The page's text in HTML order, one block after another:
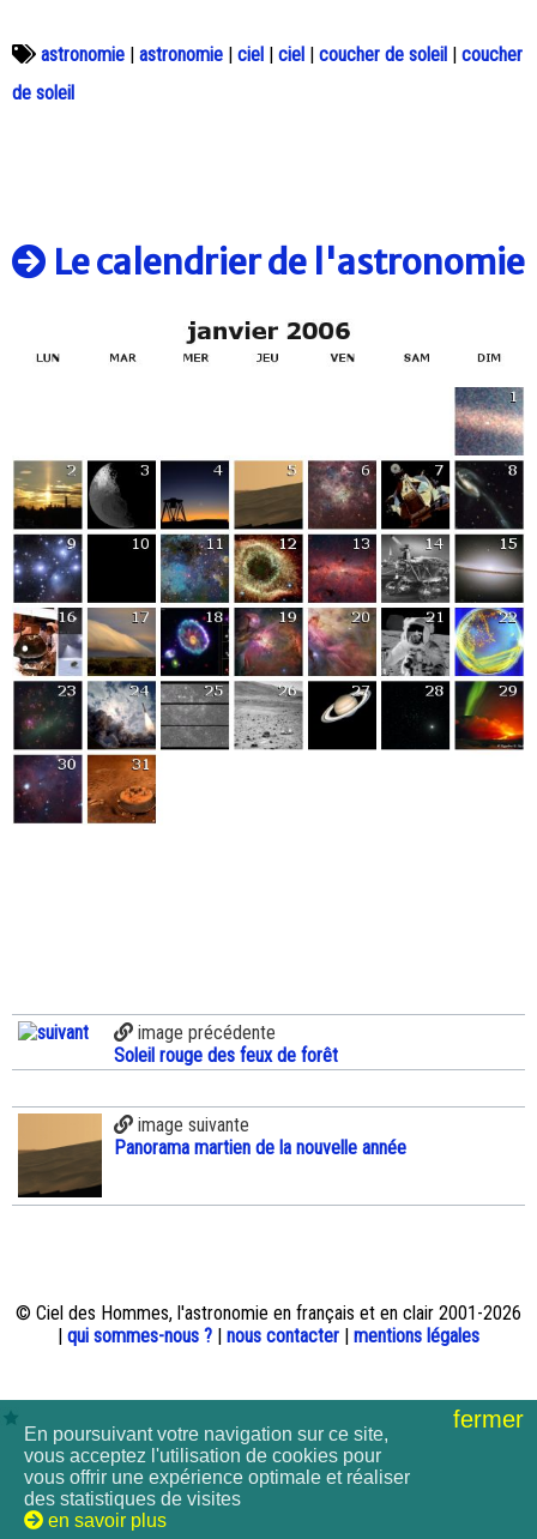
astronomie astronomie ciel ciel coucher de soleil
coucher
de soleil
Le calendrier de l'astronomie
image précédente
Soleil rouge des feux de forêt
image suivante
Panorama martien de la nouvelle année
© Ciel des Hommes, l'astronomie en français et en clair 2001-2026
| qui sommes-nous ? | nous contacter | mentions légales
fermer
En poursuivant votre navigation sur ce site,
vous acceptez l'utilisation de cookies pour
vous offrir une expérience optimale et réaliser
des statistiques de visites
en savoir plus